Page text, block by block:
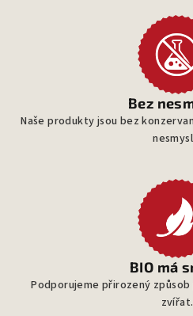
Bez
Naše produkty jsou bez
BIO má
Podporujeme přirozený
zvířat.